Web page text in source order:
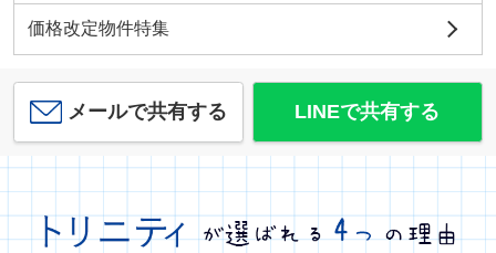
価格改定物件特集
メールで共有する LINEで共有する